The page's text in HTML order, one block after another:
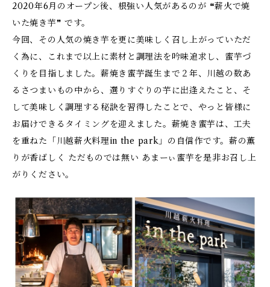
2020年6月のオープン後、根強い人気があるのが ❝薪火で焼
いた焼き芋❞ です。
今回、その人気の焼き芋を更に美味しく召し上がっていただ
く為に、これまで以上に素材と調理法を吟味追求し、蜜芋づ
くりを目指しました。薪焼き蜜芋誕生まで２年、川越の数あ
るさつまいもの中から、選りすぐりの芋に出逢えたこと、そ
して美味しく調理する秘訣を習得したことで、やっと皆様に
お届けできるタイミングを迎えました。薪焼き蜜芋は、工夫
を重ねた「川越薪火料理in the park」の自信作です。薪の薫
りが香ばしく ただものでは無い あまーぃ蜜芋を是非お召し上
がりください。